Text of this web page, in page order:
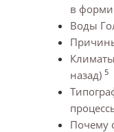
в
Воды
назад) 5
Почему